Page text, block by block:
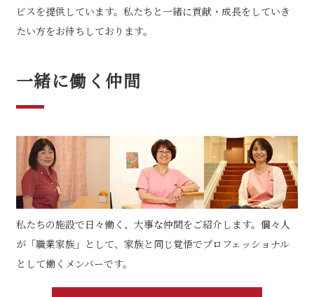
ビスを提供しています。私たちと一緒に貢献・成長をしていき
たい方をお待ちしております。
一緒に働く仲間
私たちの施設で日々働く、大事な仲間をご紹介します。個々人
が「職業家族」として、家族と同じ覚悟でプロフェッショナル
として働くメンバーです。
ニュース
お問い合わせ